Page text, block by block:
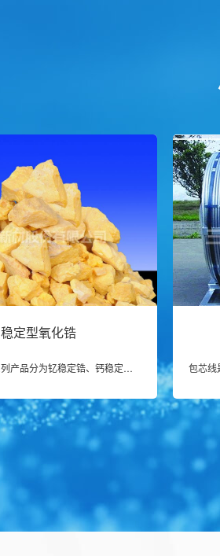
稳定型氧化锆
稳定型氧化锆系列产品分为钇稳定锆、钙稳定锆产生的零级空气主要用于校正大气自动监测系统中各监测仪器零点的纯净气体和标准气的稀释气